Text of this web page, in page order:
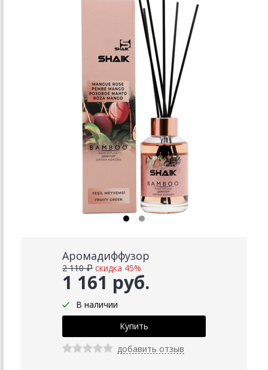
Аромадиффузор
1 161 руб.
2 110 ₽ скидка 45%
В наличии
добавить отзыв